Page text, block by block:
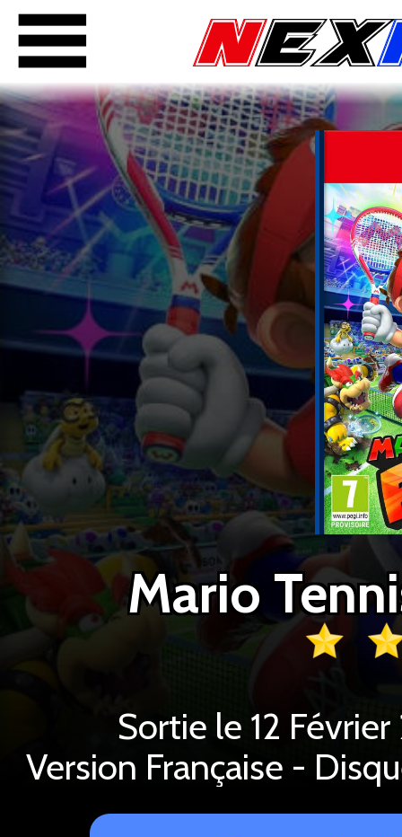
Mario
Sortie le 12
Version Française -